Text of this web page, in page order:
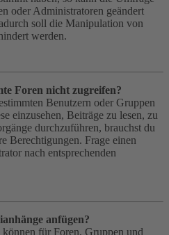
oder Administratoren geändert
soll die Manipulation von
werden.
Foren nicht zugreifen?
Benutzern oder Gruppen
einzusehen, Beiträge zu lesen, zu
durchzuführen, brauchst du
Berechtigungen. Frage einen
nach entsprechenden
anfügen?
für Foren, Gruppen und